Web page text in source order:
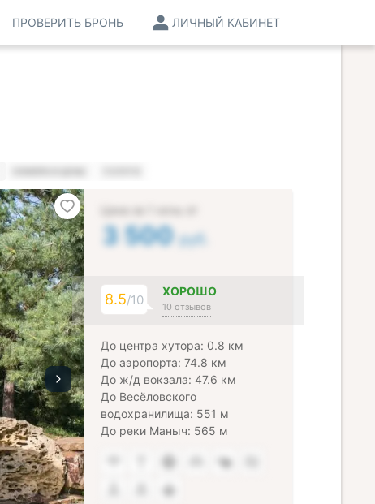
ЛИЧНЫЙ КАБИНЕТ
ПРОВЕРИТЬ БРОНЬ
3 500 руб.
8.5/10
ХОРОШО
10 отзывов
До центра хутора: 0.8 км
До аэропорта: 74.8 км
До ж/д вокзала: 47.6 км
До Весёловского
водохранилища: 551 м
До реки Маныч: 565 м